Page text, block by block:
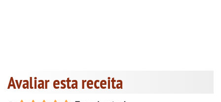
Avaliar esta receita